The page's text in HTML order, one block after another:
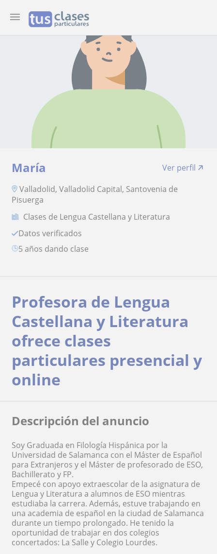
María
Ver perfil
Valladolid, Valladolid Capital, Santovenia de
Pisuerga
Clases de Lengua Castellana y Literatura
Datos verificados
5 años dando clase
Profesora de Lengua
Castellana y Literatura
ofrece clases
particulares presencial y
online
Descripción del anuncio
Soy Graduada en Filología Hispánica por la
Universidad de Salamanca con el Máster de Español
para Extranjeros y el Máster de profesorado de ESO,
Bachillerato y FP.
Empecé con apoyo extraescolar de la asignatura de
Lengua y Literatura a alumnos de ESO mientras
estudiaba la carrera. Además, estuve trabajando en
una academia de español en la ciudad de Salamanca
durante un tiempo prolongado. He tenido la
oportunidad de trabajar en dos colegios
concertados: La Salle y Colegio Lourdes.